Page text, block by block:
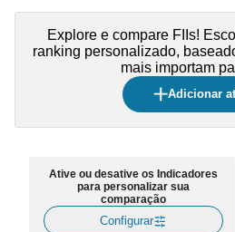
Explore e compare FIIs!
ranking personalizado,
mais importam
Adicionar
Ative ou desative os Indicadores
para personalizar sua
comparação
Configurar